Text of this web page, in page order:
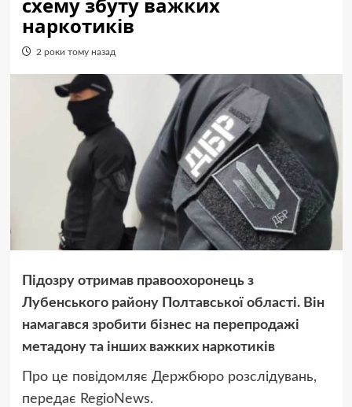
наркотиків
2 роки тому назад
Підозру отримав правоохоронець з
Лубенського району Полтавської області. Він
намагався зробити бізнес на перепродажі
метадону та інших важких наркотиків
Про це повідомляє Держбюро розслідувань,
передає RegioNews.